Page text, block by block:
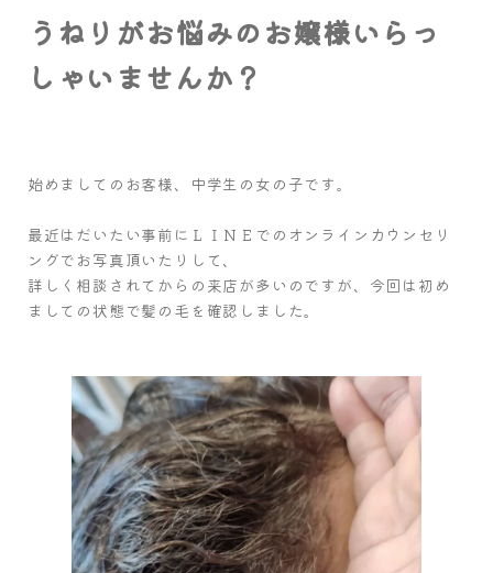
うねりがお悩みのお嬢様いらっ
しゃいませんか？
始めましてのお客様、中学生の女の子です。
最近はだいたい事前にＬＩＮＥでのオンラインカウンセリ
ングでお写真頂いたりして、
詳しく相談されてからの来店が多いのですが、今回は初め
ましての状態で髪の毛を確認しました。